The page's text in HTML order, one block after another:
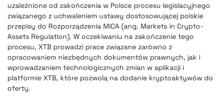
uzależnione od zakończenia w Polsce procesu legislacyjnego
związanego z uchwaleniem ustawy dostosowującej polskie
przepisy do Rozporządzenia MiCA (ang. Markets in Crypto-
Assets Regulation). W oczekiwaniu na zakończenie tego
procesu, XTB prowadzi prace związane zarówno z
opracowaniem niezbędnych dokumentów prawnych, jak i
wprowadzaniem technologicznych zmian w aplikacji i
platformie XTB, które pozwolą na dodanie kryptoaktywów do
oferty.